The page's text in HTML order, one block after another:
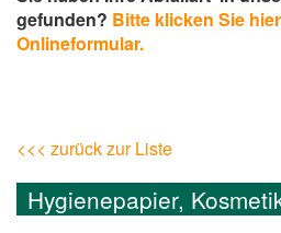
gefunden? Bitte klicken Sie
Onlineformular.
<<< zurück zur Liste
Hygienepapier,